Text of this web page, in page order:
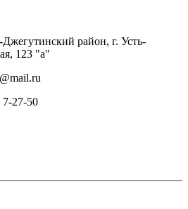
район, г. Усть-
123 "а"
27-50